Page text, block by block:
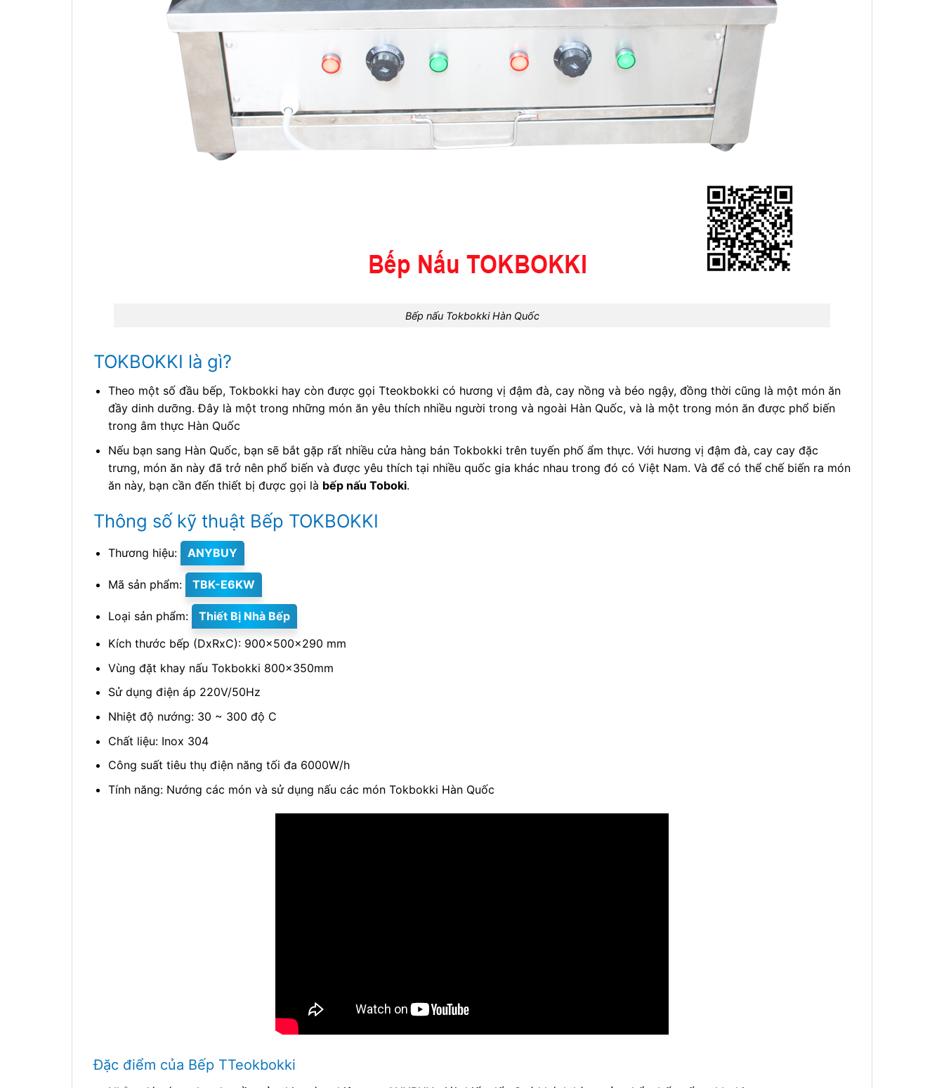
Bếp nấu Tokbokki Hàn Quốc
TOKBOKKI là gì?
Theo một số đầu bếp, Tokbokki hay còn được gọi Tteokbokki có hương vị đậm đà, cay nồng và béo ngậy, đồng thời cũng là một món ăn
đầy dinh dưỡng. Đây là một trong những món ăn yêu thích nhiều người trong và ngoài Hàn Quốc, và là một trong món ăn được phổ biến
trong âm thực Hàn Quốc
Nếu bạn sang Hàn Quốc, bạn sẽ bắt gặp rất nhiều cửa hàng bán Tokbokki trên tuyến phố ẩm thực. Với hương vị đậm đà, cay cay đặc
trưng, món ăn này đã trở nên phổ biến và được yêu thích tại nhiều quốc gia khác nhau trong đó có Việt Nam. Và để có thể chế biến ra món
ăn này, bạn cần đến thiết bị được gọi là bếp nấu Toboki.
Thông số kỹ thuật Bếp TOKBOKKI
Thương hiệu: ANYBUY
Mã sản phẩm: TBK-E6KW
Loại sản phẩm:
Thiết Bị Nhà Bếp
Kích thước bếp (DxRxC): 900x500x290 mm
Vùng đặt khay nấu Tokbokki 800x350mm
Sử dụng điện áp 220V/50Hz
Nhiệt độ nướng: 30 ~ 300 độ C
Chất liệu: Inox 304
Công suất tiêu thụ điện năng tối đa 6000W/h
Tính năng: Nướng các món và sử dụng nấu các món Tokbokki Hàn Quốc
Đặc điểm của Bếp TTeokbokki